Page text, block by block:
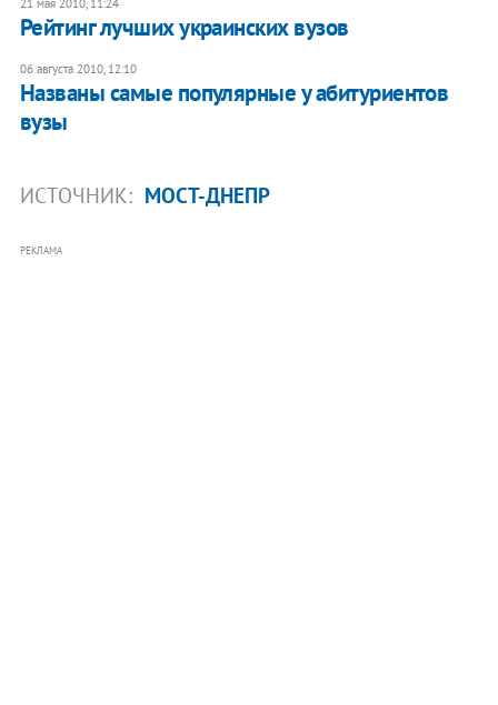
Рейтинг лучших украинских вузов
06 августа 2010, 12:10
Названы самые популярные у абитуриентов
вузы
ИСТОЧНИК: МОСТ-ДНЕПР
РЕКЛАМА